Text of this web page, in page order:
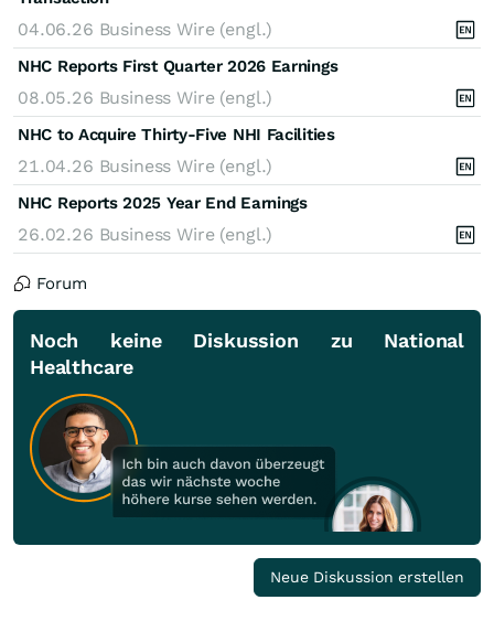
04.06.26 Business Wire (engl.)
NHC Reports First Quarter 2026 Earnings
08.05.26 Business Wire (engl.)
NHC to Acquire Thirty-Five NHI Facilities
21.04.26 Business Wire (engl.)
NHC Reports 2025 Year End Earnings
26.02.26 Business Wire (engl.)
Forum
Noch keine Diskussion zu National
Healthcare
Neue Diskussion erstellen